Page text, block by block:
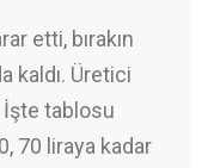
etti, bırakın
kaldı. Üretici
İşte tablosu
70 liraya kadar